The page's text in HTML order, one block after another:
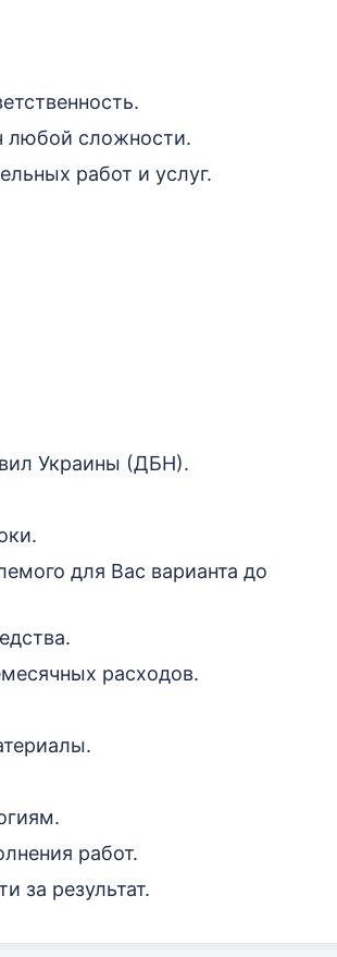
любой сложности.
работ и услуг.
Украины (ДБН).
для Вас варианта до
расходов.
работ.
за результат.